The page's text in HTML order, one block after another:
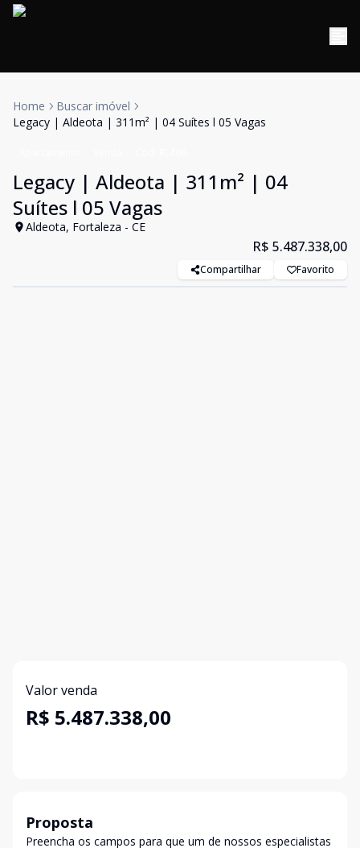
Home
Buscar imóvel
Legacy | Aldeota | 311m² | 04 Suítes l 05 Vagas
Legacy | Aldeota | 311m² | 04
Suítes l 05 Vagas
Aldeota, Fortaleza - CE
R$ 5.487.338,00
Compartilhar Favorito
Valor venda
R$ 5.487.338,00
Proposta
Preencha os campos para que um de nossos especialistas